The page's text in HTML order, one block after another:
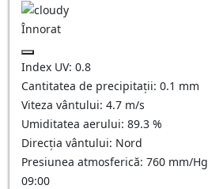
Înnorat
Index UV: 0.8
Cantitatea de precipitații: 0.1 mm
Viteza vântului: 4.7 m/s
Umiditatea aerului: 89.3 %
Direcția vântului: Nord
Presiunea atmosferică: 760 mm/Hg
09:00